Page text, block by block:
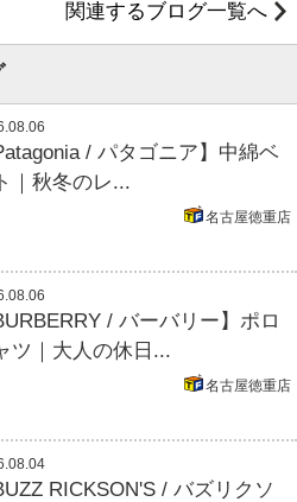
関連するブログ一覧へ
/ パタゴニア】中綿ベ
｜秋冬のレ...
名古屋徳重店
/ バーバリー】ポロ
ツ｜大人の休日...
名古屋徳重店
RICKSON'S / バズリクソ